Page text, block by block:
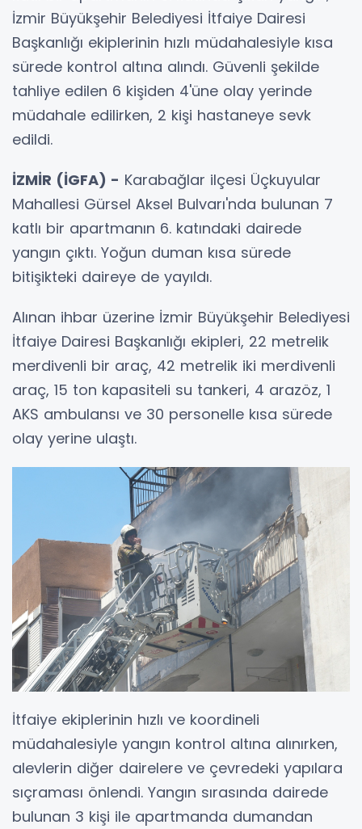
İzmir Büyükşehir Belediyesi İtfaiye Dairesi
Başkanlığı ekiplerinin hızlı müdahalesiyle kısa
sürede kontrol altına alındı. Güvenli şekilde
tahliye edilen 6 kişiden 4'üne olay yerinde
müdahale edilirken, 2 kişi hastaneye sevk
edildi.
İZMİR (İGFA) - Karabağlar ilçesi Üçkuyular
Mahallesi Gürsel Aksel Bulvarı'nda bulunan 7
katlı bir apartmanın 6. katındaki dairede
yangın çıktı. Yoğun duman kısa sürede
bitişikteki daireye de yayıldı.
Alınan ihbar üzerine İzmir Büyükşehir Belediyesi
İtfaiye Dairesi Başkanlığı ekipleri, 22 metrelik
merdivenli bir araç, 42 metrelik iki merdivenli
araç, 15 ton kapasiteli su tankeri, 4 arazöz, 1
AKS ambulansı ve 30 personelle kısa sürede
olay yerine ulaştı.
İtfaiye ekiplerinin hızlı ve koordineli
müdahalesiyle yangın kontrol altına alınırken,
alevlerin diğer dairelere ve çevredeki yapılara
sıçraması önlendi. Yangın sırasında dairede
bulunan 3 kişi ile apartmanda dumandan